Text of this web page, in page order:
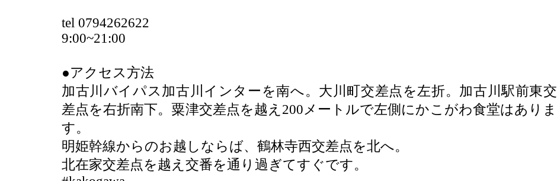
tel 0794262622
9:00~21:00
●アクセス方法
加古川バイパス加古川インターを南へ。大川町交差点を左折。加古川駅前東交
差点を右折南下。粟津交差点を越え200メートルで左側にかこがわ食堂はありま
す。
明姫幹線からのお越しならば、鶴林寺西交差点を北へ。
北在家交差点を越え交番を通り過ぎてすぐです。